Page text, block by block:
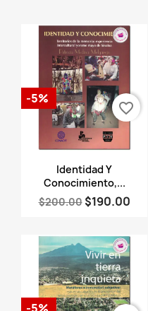
Vista rápida
Identidad Y
Conocimiento,...
$200.00 $190.00
-5%
favorite_border